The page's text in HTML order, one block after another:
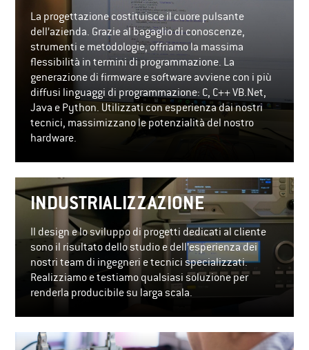
La progettazione costituisce il cuore pulsante
dell’azienda. Grazie al bagaglio di conoscenze,
strumenti e metodologie, offriamo la massima
flessibilità in termini di programmazione. La
generazione di firmware e software avviene con i più
diffusi linguaggi di programmazione: C, C++ VB.Net,
Java e Python. Utilizzati con esperienza dai nostri
tecnici, massimizzano le potenzialità del nostro
hardware.
INDUSTRIALIZZAZIONE
Il design e lo sviluppo di progetti dedicati al cliente
sono il risultato dello studio e dell’esperienza dei
nostri team di ingegneri e tecnici specializzati.
Realizziamo e testiamo qualsiasi soluzione per
renderla producibile su larga scala.